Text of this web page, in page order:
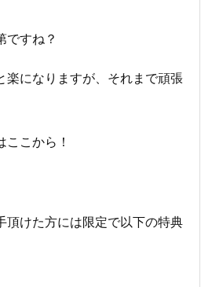
ですね？
楽になりますが、それまで頑張
こから！
頂けた方には限定で以下の特典